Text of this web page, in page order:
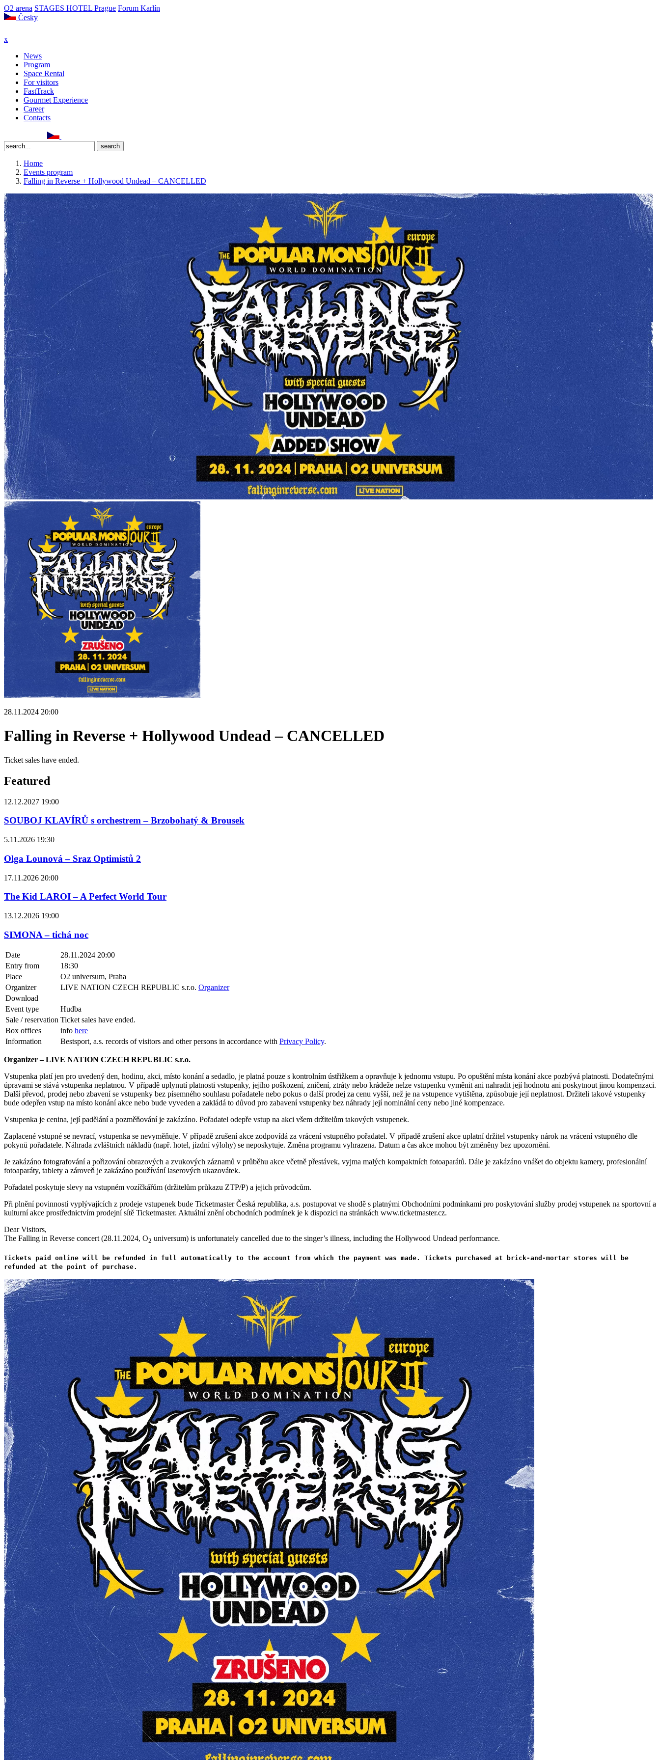
O2 arena STAGES HOTEL Prague Forum Karlín
Česky
x
News
Program
Space Rental
For visitors
FastTrack
Gourmet Experience
Career
Contacts
Home
Events program
Falling in Reverse + Hollywood Undead – CANCELLED
28.11.2024 20:00
Falling in Reverse + Hollywood Undead – CANCELLED
Ticket sales have ended.
Featured
12.12.2027 19:00
SOUBOJ KLAVÍRŮ s orchestrem – Brzobohatý & Brousek
5.11.2026 19:30
Olga Lounová – Sraz Optimistů 2
17.11.2026 20:00
The Kid LAROI – A Perfect World Tour
13.12.2026 19:00
SIMONA – tichá noc
Date
28.11.2024 20:00
Entry from
18:30
Place
O2 universum, Praha
Organizer
LIVE NATION CZECH REPUBLIC s.r.o. Organizer
Download
Event type
Hudba
Sale / reservation Ticket sales have ended.
Box offices
info here
Information
Bestsport, a.s. records of visitors and other persons in accordance with Privacy Policy.
Organizer – LIVE NATION CZECH REPUBLIC s.r.o.
Vstupenka platí jen pro uvedený den, hodinu, akci, místo konání a sedadlo, je platná pouze s kontrolním ústřižkem a opravňuje k jednomu vstupu. Po opuštění místa konání akce pozbývá platnosti. Dodatečnými
úpravami se stává vstupenka neplatnou. V případě uplynutí platnosti vstupenky, jejího poškození, zničení, ztráty nebo krádeže nelze vstupenku vyměnit ani nahradit její hodnotu ani poskytnout jinou kompenzaci.
Další převod, prodej nebo zbavení se vstupenky bez písemného souhlasu pořadatele nebo pokus o další prodej za cenu vyšší, než je na vstupence vytištěna, způsobuje její neplatnost. Držiteli takové vstupenky
bude odepřen vstup na místo konání akce nebo bude vyveden a zakládá to důvod pro zabavení vstupenky bez náhrady její nominální ceny nebo jiné kompenzace.
Vstupenka je cenina, její padělání a pozměňování je zakázáno. Pořadatel odepře vstup na akci všem držitelům takových vstupenek.
Zaplacené vstupné se nevrací, vstupenka se nevyměňuje. V případě zrušení akce zodpovídá za vrácení vstupného pořadatel. V případě zrušení akce uplatní držitel vstupenky nárok na vrácení vstupného dle
pokynů pořadatele. Náhrada zvláštních nákladů (např. hotel, jízdní výlohy) se neposkytuje. Změna programu vyhrazena. Datum a čas akce mohou být změněny bez upozornění.
Je zakázáno fotografování a pořizování obrazových a zvukových záznamů v průběhu akce včetně přestávek, vyjma malých kompaktních fotoaparátů. Dále je zakázáno vnášet do objektu kamery, profesionální
fotoaparáty, tablety a zároveň je zakázáno používání laserových ukazovátek.
Pořadatel poskytuje slevy na vstupném vozíčkářům (držitelům průkazu ZTP/P) a jejich průvodcům.
Při plnění povinností vyplývajících z prodeje vstupenek bude Ticketmaster Česká republika, a.s. postupovat ve shodě s platnými Obchodními podmínkami pro poskytování služby prodej vstupenek na sportovní a
kulturní akce prostřednictvím prodejní sítě Ticketmaster. Aktuální znění obchodních podmínek je k dispozici na stránkách www.ticketmaster.cz.
Dear Visitors,
The Falling in Reverse concert (28.11.2024, O2 universum) is unfortunately cancelled due to the singer’s illness, including the Hollywood Undead performance.
Tickets paid online will be refunded in full automatically to the account from which the payment was made. Tickets purchased at brick-and-mortar stores will be
refunded at the point of purchase.